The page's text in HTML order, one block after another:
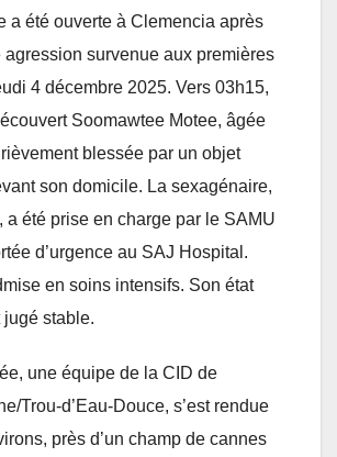
a été ouverte à Clemencia après
agression survenue aux premières
4 décembre 2025. Vers 03h15,
Soomawtee Motee, âgée
blessée par un objet
son domicile. La sexagénaire,
a été prise en charge par le SAMU
d’urgence au SAJ Hospital.
en soins intensifs. Son état
stable.
une équipe de la CID de
Trou-d’Eau-Douce, s’est rendue
près d’un champ de cannes